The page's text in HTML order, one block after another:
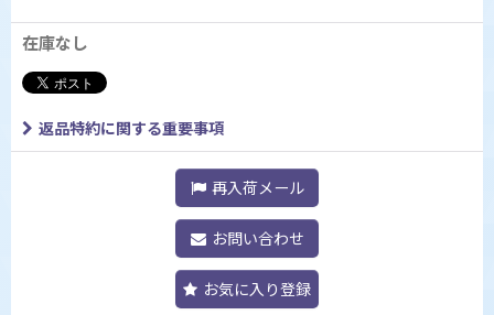
在庫なし
返品特約に関する重要事項
再入荷メール
お問い合わせ
お気に入り登録